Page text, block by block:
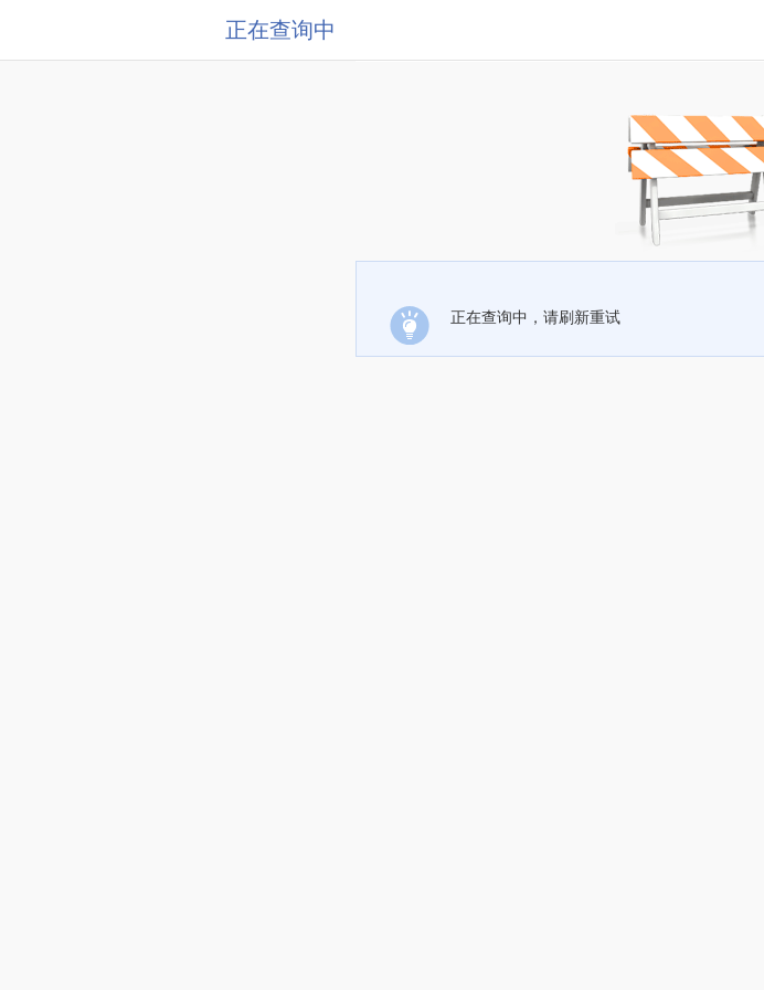
正在查询中
正在查询中，请刷新重试